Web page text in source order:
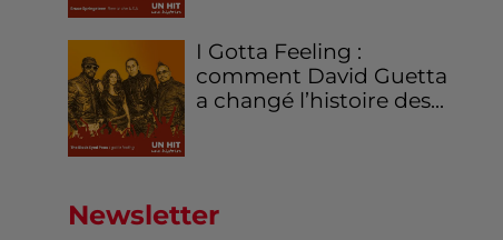
I Gotta Feeling :
comment David Guetta
a changé l’histoire des...
Newsletter